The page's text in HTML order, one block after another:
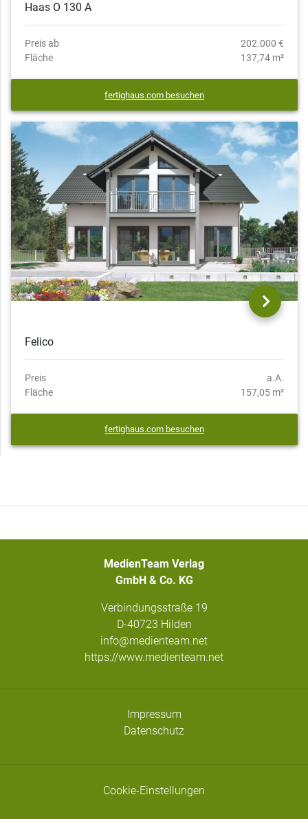
Haas O 130 A
Preis ab
202.000 €
Fläche
137,74 m²
fertighaus.com besuchen
Felico
Preis
a.A.
Fläche
157,05 m²
fertighaus.com besuchen
MedienTeam Verlag
GmbH & Co. KG
Verbindungsstraße 19
D-40723 Hilden
info@medienteam.net
https://www.medienteam.net
Impressum
Datenschutz
Cookie-Einstellungen